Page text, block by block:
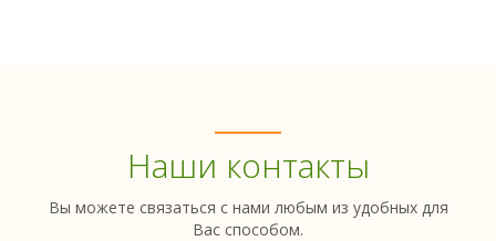
Наши контакты
Вы можете связаться с нами любым из удобных для
Вас способом.